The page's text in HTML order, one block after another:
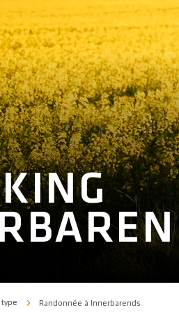
type Randonnée à Innerbarends